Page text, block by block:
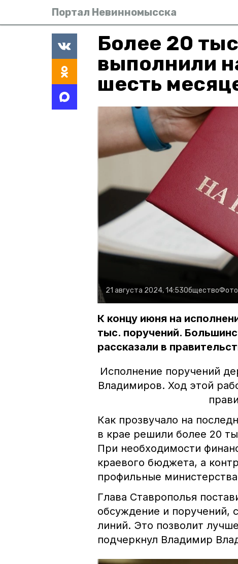
Портал Невинномысска
Более 20
выполнили
шесть
21 августа 2024, 14:53Общество
К концу июня на
тыс. поручений.
рассказали в
Исполнение поручений
Владимиров. Ход этой
Как прозвучало на
в крае решили более 20
При необходимости
краевого бюджета, а
профильные
Глава Ставрополья
обсуждение и поручений,
линий. Это позволит
подчеркнул Владимир